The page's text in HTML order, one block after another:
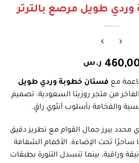
طويل مرصع بالترتر
ر.س
مع فستان خطوبة وردي طويل
من متجر روزيتا السعودية، تصميم
والفخامة بأسلوب أنثوي راقٍ.
محدد يبرز جمال القوام مع تطريز دقيق
ساحرًا تحت الإضاءة. الأكمام الشفافة
وراقية، بينما تنسدل التنورة بطبقات